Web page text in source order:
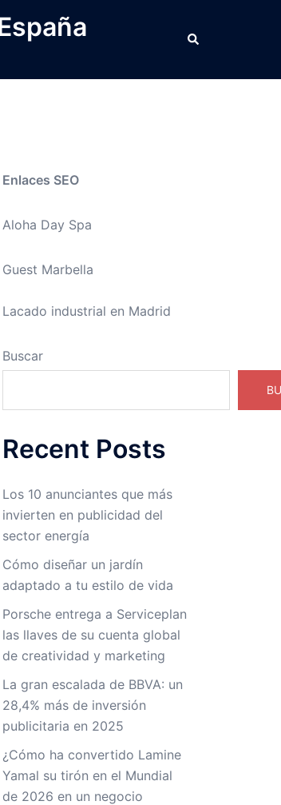
Buscar
Enlaces SEO
Aloha Day Spa
Guest Marbella
Lacado industrial en Madrid
Buscar
Recent Posts
Los 10 anunciantes que más
invierten en publicidad del
sector energía
Cómo diseñar un jardín
adaptado a tu estilo de vida
Porsche entrega a Serviceplan
las llaves de su cuenta global
de creatividad y marketing
La gran escalada de BBVA: un
28,4% más de inversión
publicitaria en 2025
¿Cómo ha convertido Lamine
Yamal su tirón en el Mundial
de 2026 en un negocio